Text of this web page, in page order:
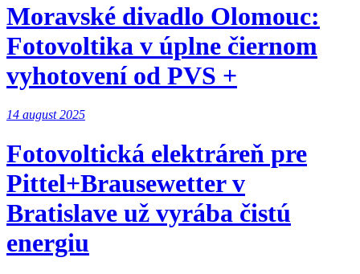
Moravské divadlo Olomouc:
Fotovoltika v úplne čiernom
vyhotovení od PVS +
14 august 2025
Fotovoltická elektráreň pre
Pittel+Brausewetter v
Bratislave už vyrába čistú
energiu